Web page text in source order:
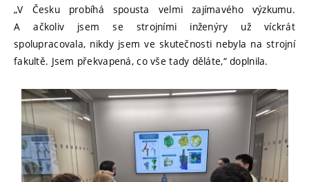
„V Česku probíhá spousta velmi zajímavého výzkumu.
A ačkoliv jsem se strojními inženýry už víckrát
spolupracovala, nikdy jsem ve skutečnosti nebyla na strojní
fakultě. Jsem překvapená, co vše tady děláte,“ doplnila.